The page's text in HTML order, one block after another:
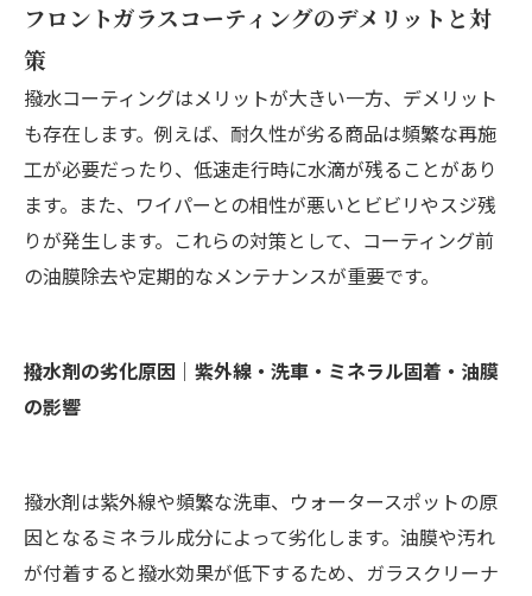
フロントガラスコーティングのデメリットと対
策
撥水コーティングはメリットが大きい一方、デメリット
も存在します。例えば、耐久性が劣る商品は頻繁な再施
工が必要だったり、低速走行時に水滴が残ることがあり
ます。また、ワイパーとの相性が悪いとビビリやスジ残
りが発生します。これらの対策として、コーティング前
の油膜除去や定期的なメンテナンスが重要です。
撥水剤の劣化原因｜紫外線・洗車・ミネラル固着・油膜
の影響
撥水剤は紫外線や頻繁な洗車、ウォータースポットの原
因となるミネラル成分によって劣化します。油膜や汚れ
が付着すると撥水効果が低下するため、ガラスクリーナ